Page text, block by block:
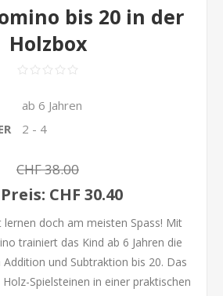
bis 20 in der
Holzbox
ab 6 Jahren
2 - 4
CHF 38.00
CHF 30.40
lernen doch am meisten Spass! Mit
trainiert das Kind ab 6 Jahren die
und Subtraktion bis 20. Das
Spielsteinen in einer praktischen